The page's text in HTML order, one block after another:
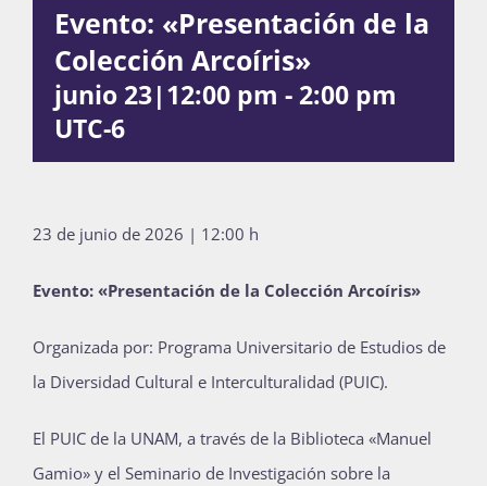
Súmate
Publicaciones
Bienvenida generación 2027-1
Evento: «Presentación de la
Colección Arcoíris»
junio 23|12:00 pm - 2:00 pm
UTC-6
23 de junio de 2026 | 12:00 h
Evento: «Presentación de la Colección Arcoíris»
Organizada por: Programa Universitario de Estudios de
la Diversidad Cultural e Interculturalidad (PUIC).
El PUIC de la UNAM, a través de la Biblioteca «Manuel
Gamio» y el Seminario de Investigación sobre la